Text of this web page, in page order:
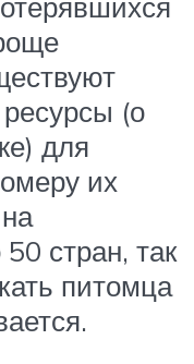
(о
для
их
стран, так
питомца